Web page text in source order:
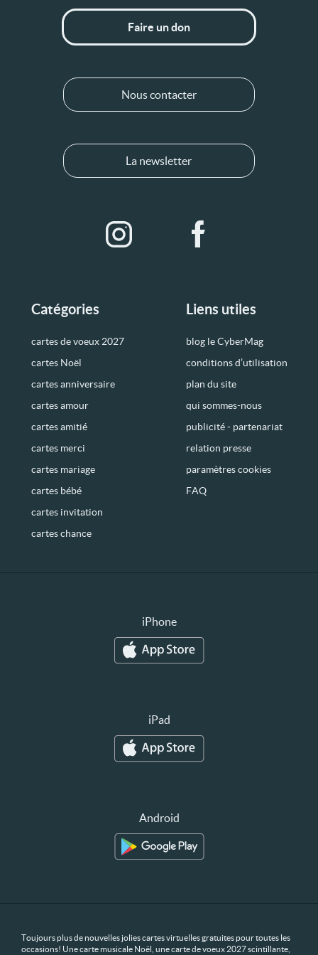
Catégories
cartes de voeux 2027
cartes Noël
cartes anniversaire
cartes amour
cartes amitié
cartes merci
cartes mariage
cartes bébé
cartes invitation
cartes chance
Liens utiles
blog le CyberMag
conditions d’utilisation
plan du site
qui sommes-nous
publicité - partenariat
relation presse
paramètres cookies
FAQ
Faire un don
Nous contacter
La newsletter
iPhone
iPad
Android
Toujours plus de nouvelles jolies cartes virtuelles gratuites pour toutes les
occasions! Une carte musicale Noël, une carte de voeux 2027 scintillante,